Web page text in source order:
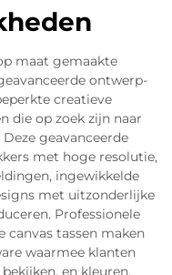
maat gemaakte
ontwerp-
creatieve
die op zoek zijn naar
geavanceerde
met hoge resolutie,
ingewikkelde
met uitzonderlijke
Professionele
canvas tassen maken
waarmee klanten
en kleuren,